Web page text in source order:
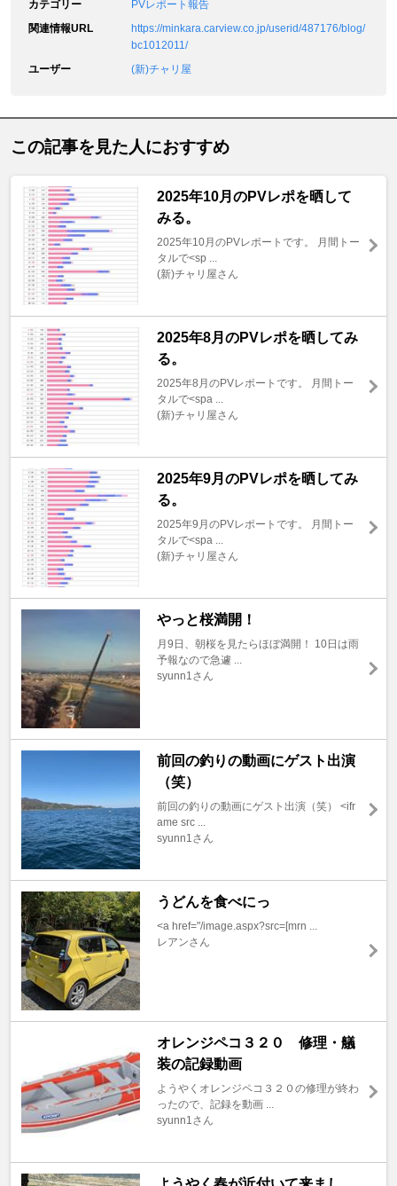
カテゴリー
PVレポート報告
関連情報URL
https://minkara.carview.co.jp/userid/487176/blog/
bc1012011/
ユーザー
(新)チャリ屋
この記事を見た人におすすめ
2025年10月のPVレポを晒して
みる。
2025年10月のPVレポートです。 月間トー
タルで<sp ...
(新)チャリ屋さん
2025年8月のPVレポを晒してみ
る。
2025年8月のPVレポートです。 月間トー
タルで<spa ...
(新)チャリ屋さん
2025年9月のPVレポを晒してみ
る。
2025年9月のPVレポートです。 月間トー
タルで<spa ...
(新)チャリ屋さん
やっと桜満開！
月9日、朝桜を見たらほぼ満開！ 10日は雨
予報なので急遽 ...
syunn1さん
前回の釣りの動画にゲスト出演
（笑）
前回の釣りの動画にゲスト出演（笑） <ifr
ame src ...
syunn1さん
うどんを食べにっ
<a href="/image.aspx?src=[mrn ...
レアンさん
オレンジペコ３２０ 修理・艤
装の記録動画
ようやくオレンジペコ３２０の修理が終わ
ったので、記録を動画 ...
syunn1さん